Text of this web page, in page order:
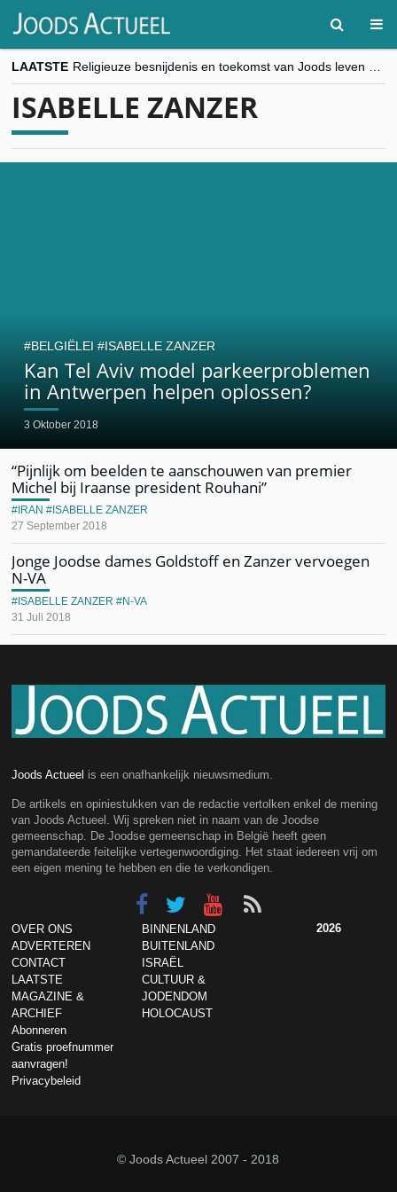
LAATSTE
“Besnijdenisdebat toont hoe moeilijk seculiere Westen minderheden begrijpt”, Jinnih Beels (Vooruit)
ISABELLE ZANZER
Kan Tel Aviv model parkeerproblemen
in Antwerpen helpen oplossen?
3 Oktober 2018
BELGIËLEI ISABELLE ZANZER
“Pijnlijk om beelden te aanschouwen van premier
Michel bij Iraanse president Rouhani”
27 September 2018
IRAN ISABELLE ZANZER
Jonge Joodse dames Goldstoff en Zanzer vervoegen
N-VA
31 Juli 2018
ISABELLE ZANZER N-VA
Joods Actueel is een onafhankelijk nieuwsmedium.
De artikels en opiniestukken van de redactie vertolken enkel de mening
van Joods Actueel. Wij spreken niet in naam van de Joodse
gemeenschap. De Joodse gemeenschap in België heeft geen
gemandateerde feitelijke vertegenwoordiging. Het staat iedereen vrij om
een eigen mening te hebben en die te verkondigen.
OVER ONS
ADVERTEREN
CONTACT
LAATSTE
MAGAZINE &
ARCHIEF
Abonneren
Gratis proefnummer
aanvragen!
Privacybeleid
BINNENLAND
BUITENLAND
ISRAËL
CULTUUR &
JODENDOM
HOLOCAUST
2026
© Joods Actueel 2007 - 2018